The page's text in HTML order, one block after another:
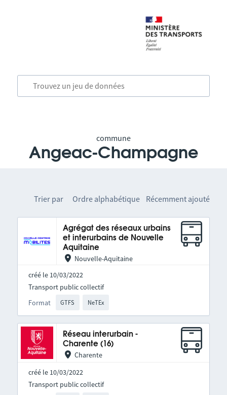
commune
Angeac-Champagne
Trier par Ordre alphabétique Récemment ajouté
Agrégat des réseaux urbains
et interurbains de Nouvelle
Aquitaine
Nouvelle-Aquitaine
créé le 10/03/2022
Format GTFS NeTEx
Transport public collectif
Réseau interurbain -
Charente (16)
Charente
créé le 10/03/2022
Transport public collectif